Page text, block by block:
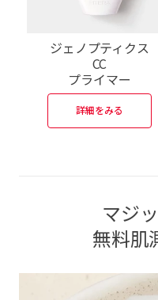
ジェノプティクス
CC
プライマー
詳細をみる
マジ
無料肌